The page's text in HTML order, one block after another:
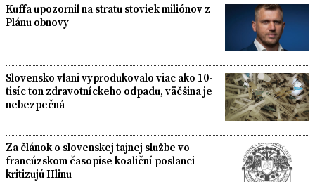
Kuffa upozornil na stratu stoviek miliónov z
Plánu obnovy
Slovensko vlani vyprodukovalo viac ako 10-
tisíc ton zdravotníckeho odpadu, väčšina je
nebezpečná
Za článok o slovenskej tajnej službe vo
francúzskom časopise koaliční poslanci
kritizujú Hlinu